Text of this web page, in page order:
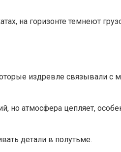
на горизонте темнеют
издревле связывали с
но атмосфера цепляет,
детали в полутьме.